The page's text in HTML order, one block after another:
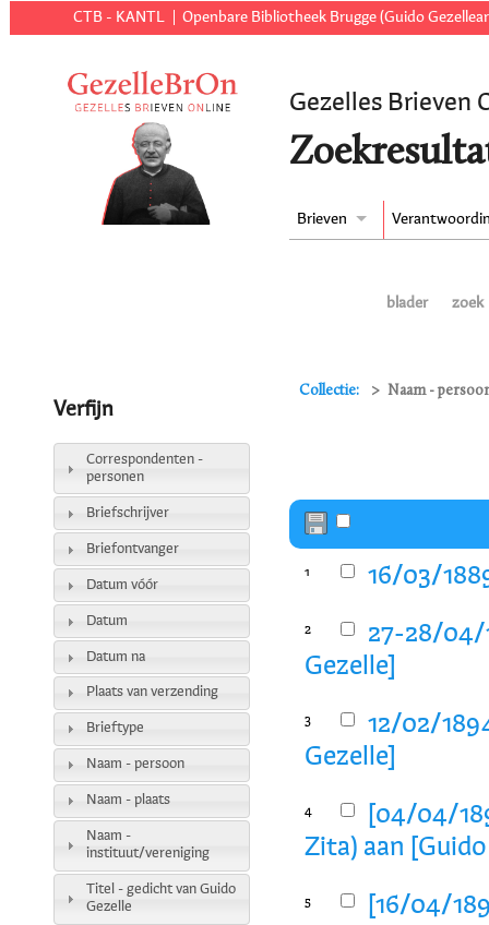
CTB - KANTL Openbare Bibliotheek Brugge (Guido
Gezelles Brieven
Brieven
blader zoek
Collectie: Naam -
1 16/03/
2
27-28/04/
Gezelle]
3
12/02/
Gezelle]
4
[04/04/
Zita) aan
5
[16/04/
Verfijn
Correspondenten -
personen
Briefschrijver
Briefontvanger
Datum vóór
Datum
Datum na
Plaats van verzending
Brieftype
Naam - persoon
Naam - plaats
Naam -
instituut/vereniging
Titel - gedicht van Guido
Gezelle